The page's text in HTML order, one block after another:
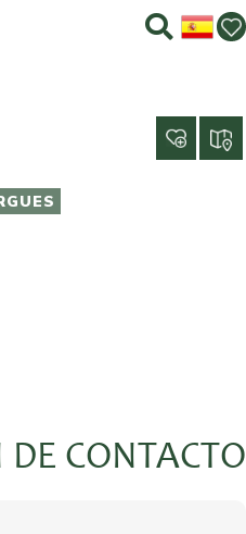
CONTACTO